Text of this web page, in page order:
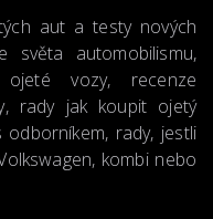
aut a testy nových
světa automobilismu,
ojeté vozy, recenze
rady jak koupit ojetý
rady, jestli
kombi nebo